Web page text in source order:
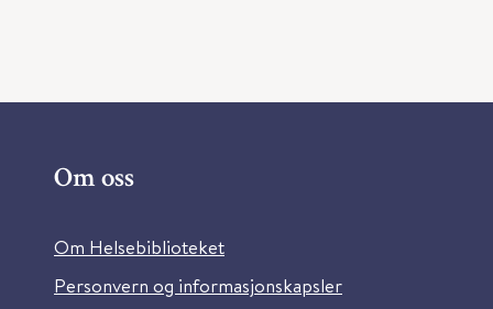
Om oss
Om Helsebiblioteket
Personvern og informasjonskapsler